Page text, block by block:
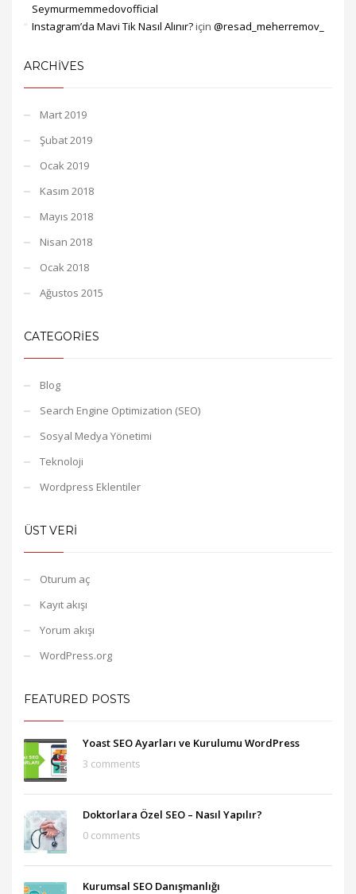
Seymurmemmedovofficial
Instagram’da Mavi Tik Nasıl Alınır?için @resad_meherremov_
ARCHIVES
Mart 2019
Şubat 2019
Ocak 2019
Kasım 2018
Mayıs 2018
Nisan 2018
Ocak 2018
Ağustos 2015
CATEGORIES
Blog
Search Engine Optimization (SEO)
Sosyal Medya Yönetimi
Teknoloji
Wordpress Eklentiler
ÜST VERI
Oturum aç
Kayıt akışı
Yorum akışı
WordPress.org
FEATURED POSTS
Yoast SEO Ayarları ve Kurulumu WordPress
3 comments
Doktorlara Özel SEO – Nasıl Yapılır?
0 comments
Kurumsal SEO Danışmanlığı